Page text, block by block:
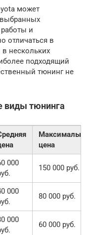
может
и
отличаться в
нескольких
подходящий
тюнинг не
виды тюнинга
Максимальная
цена
000
150 000 руб.
000
80 000 руб.
000
60 000 руб.